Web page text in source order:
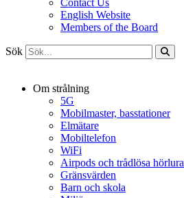
Contact Us
English Website
Members of the Board
Sök
Om strålning
5G
Mobilmaster, basstationer
Elmätare
Mobiltelefon
WiFi
Airpods och trådlösa
Gränsvärden
Barn och skola